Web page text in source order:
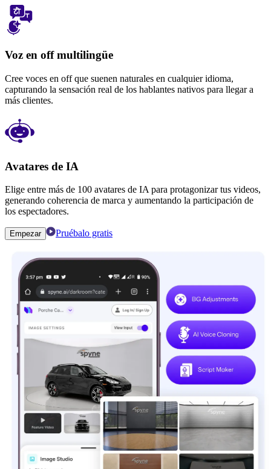
Voz en off multilingüe
Cree voces en off que suenen naturales en cualquier idioma,
capturando la sensación real de los hablantes nativos para llegar a
más clientes.
Avatares de IA
Elige entre más de 100 avatares de IA para protagonizar tus videos,
generando coherencia de marca y aumentando la participación de
los espectadores.
Empezar Pruébalo gratis